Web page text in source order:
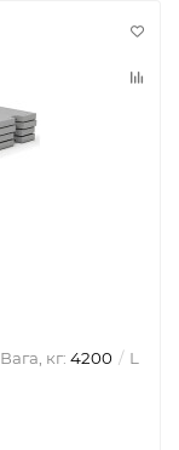
Вага, кг: 4200
L